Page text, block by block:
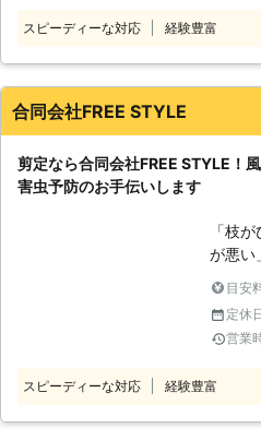
したい！ 経験豊富なスタッフ
しまし
ただ
くお願
になり
剪定を
ぶ際
ないで
て頼ん
もので
と思われます。
してお
す。そ
スピーディーな対応 経験豊富
合同会社FREE STYLE
剪定なら合同会社FREE STYLE！
害虫予防のお手伝いします
「枝
が悪い
って
たい」 このようなご要望があるとき
には合
も承る
目安
定休
営業
スピーディーな対応 経験豊富